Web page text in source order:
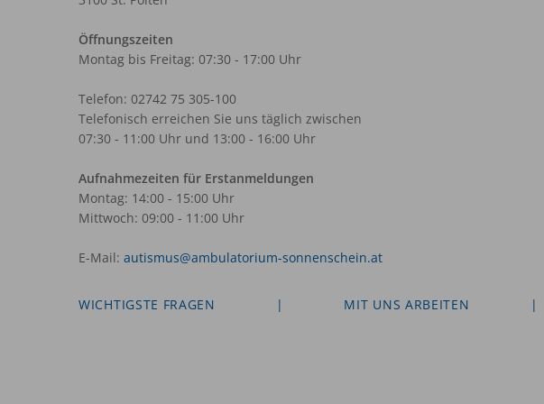
Öffnungszeiten
Montag bis Freitag: 07:30 - 17:00 Uhr
Telefon: 02742 75 305-100
Telefonisch erreichen Sie uns täglich zwischen
07:30 - 11:00 Uhr und 13:00 - 16:00 Uhr
Aufnahmezeiten für Erstanmeldungen
Montag: 14:00 - 15:00 Uhr
Mittwoch: 09:00 - 11:00 Uhr
E-Mail: autismus@ambulatorium-sonnenschein.at
WICHTIGSTE FRAGEN | MIT UNS ARBEITEN |